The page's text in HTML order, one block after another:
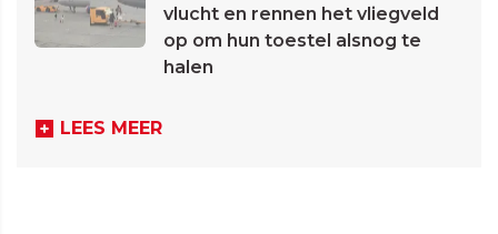
vlucht en rennen het vliegveld
op om hun toestel alsnog te
halen
LEES MEER